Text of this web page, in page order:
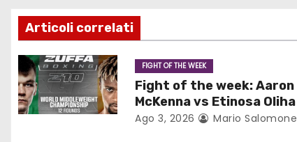
g
a
z
i
Articoli correlati
FIGHT OF THE WEEK
Fight of the week: Aaron
McKenna vs Etinosa Oliha
Ago 3, 2026 Mario Salomone